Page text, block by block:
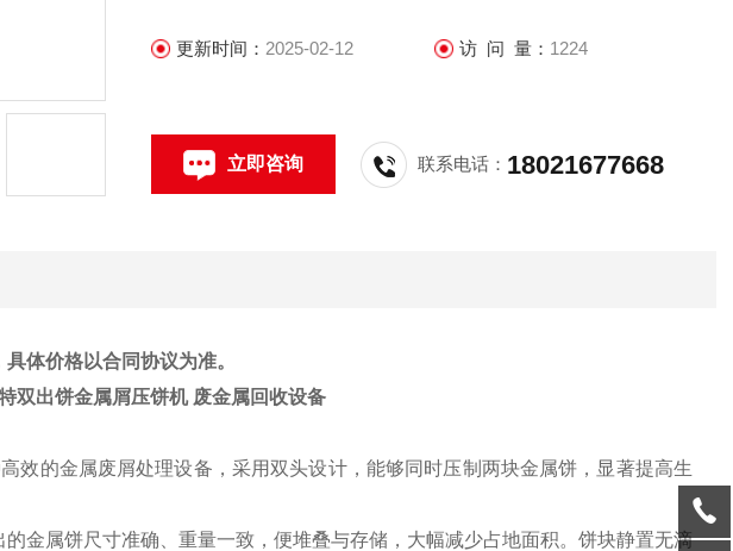
更新时间： 2025-02-12 访 问 量： 1224
立即咨询 联系电话： 18021677668
体价格以合同协议为准。
双出饼金属屑压饼机 废金属回收设备
效的金属废屑处理设备，采用双头设计，能够同时压制两块金属饼，显著提高生
金属饼尺寸准确、重量一致，便堆叠与存储，大幅减少占地面积。饼块静置无滴